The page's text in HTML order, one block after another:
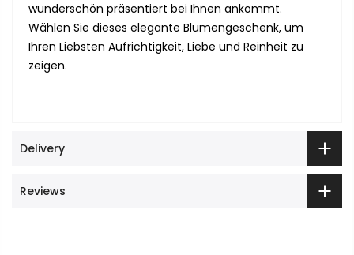
wunderschön präsentiert bei Ihnen ankommt.
Wählen Sie dieses elegante Blumengeschenk, um
Ihren Liebsten Aufrichtigkeit, Liebe und Reinheit zu
zeigen.
Delivery
Reviews